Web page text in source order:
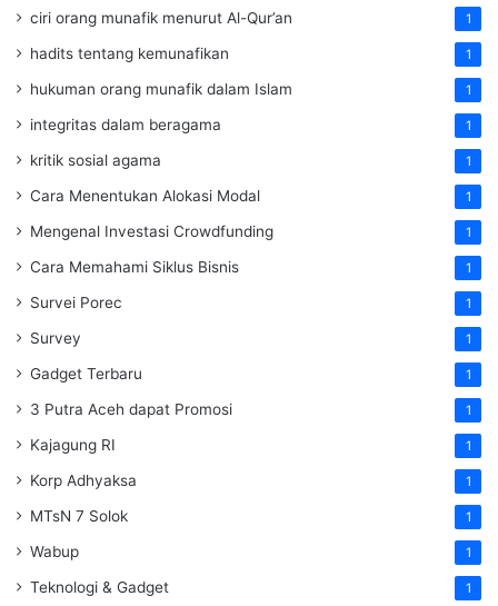
ciri orang munafik menurut Al-Qur’an 1
hadits tentang kemunafikan 1
hukuman orang munafik dalam Islam 1
integritas dalam beragama 1
kritik sosial agama 1
Cara Menentukan Alokasi Modal 1
Mengenal Investasi Crowdfunding 1
Cara Memahami Siklus Bisnis 1
Survei Porec 1
Survey 1
Gadget Terbaru 1
3 Putra Aceh dapat Promosi 1
Kajagung RI 1
Korp Adhyaksa 1
MTsN 7 Solok 1
Wabup 1
Teknologi & Gadget 1